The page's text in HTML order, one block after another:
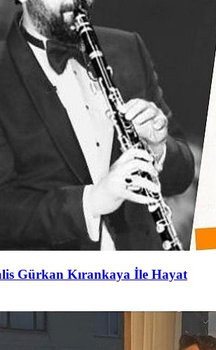
Gürkan Kırankaya İle Hayat